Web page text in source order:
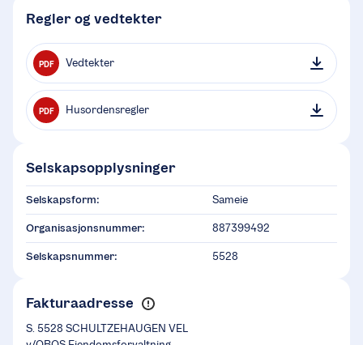
Regler og vedtekter
PDF Vedtekter
PDF Husordensregler
Selskapsopplysninger
Selskapsform: Sameie
Organisasjonsnummer: 887399492
Selskapsnummer: 5528
Fakturaadresse
S. 5528 SCHULTZEHAUGEN VEL